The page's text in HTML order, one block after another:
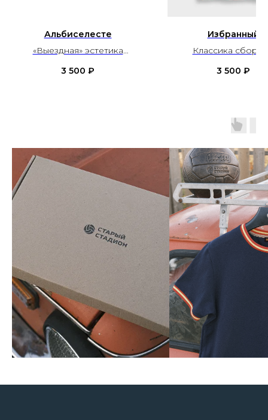
Альбиселесте
«Выездная» эстетика
3 500 ₽
Избранный
Классика
3 500 ₽